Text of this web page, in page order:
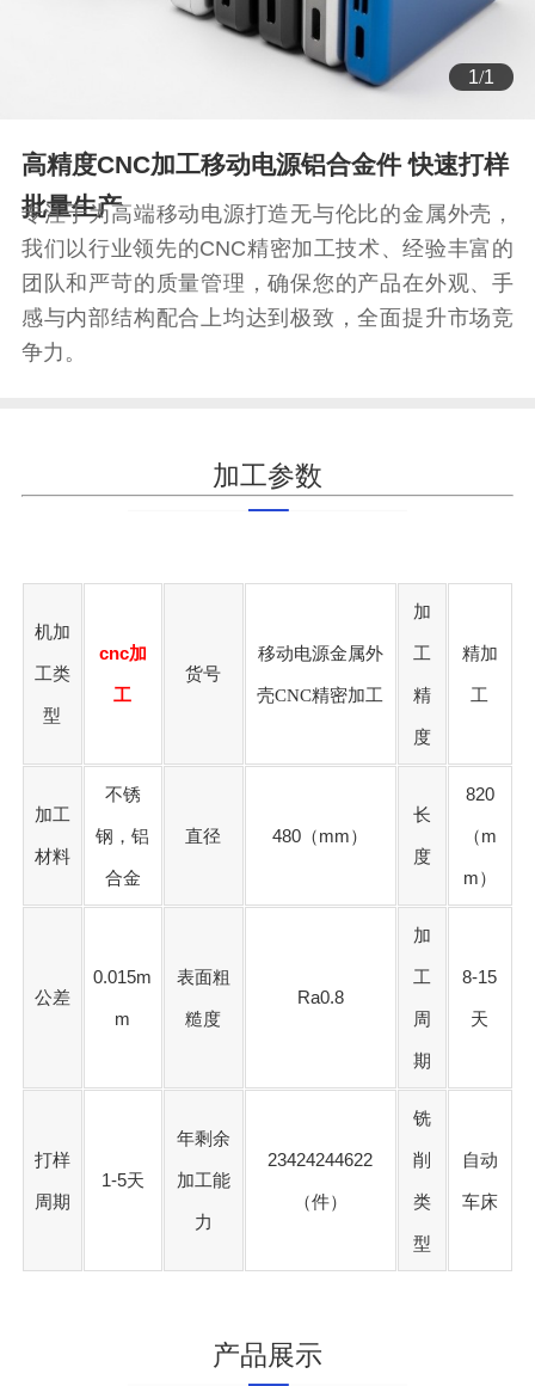
1/1
高精度CNC加工移动电源铝合金件 快速打样
批量生产
专注于为高端移动电源打造无与伦比的金属外壳，
我们以行业领先的CNC精密加工技术、经验丰富的
团队和严苛的质量管理，确保您的产品在外观、手
感与内部结构配合上均达到极致，全面提升市场竞
争力。
加工参数
机加
工类
型
cnc加
工
货号
移动电源金属外
壳CNC精密加工
加
工
精
度
精加
工
加工
材料
不锈
钢，铝
合金
直径 480（mm）
长
度
820
（m
m）
公差
0.015m
m
表面粗
糙度
Ra0.8
加
工
周
期
8-15
天
打样
周期
1-5天
年剩余
加工能
力
23424244622
（件）
铣
削
类
型
自动
车床
产品展示